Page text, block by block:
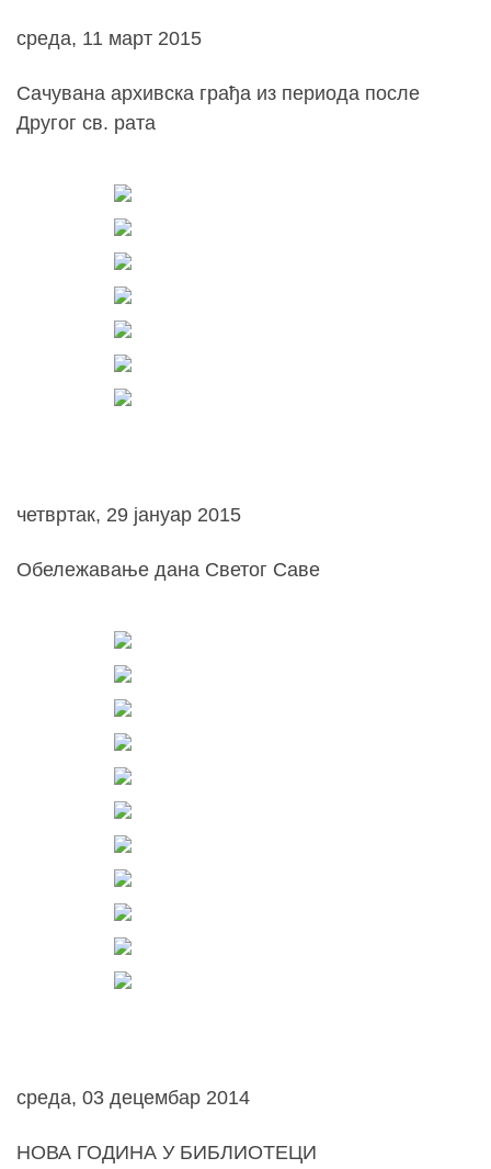
среда, 11 март 2015
Сачувана архивска грађа из периода после
Другог св. рата
четвртак, 29 јануар 2015
Обележавање дана Светог Саве
среда, 03 децембар 2014
НОВА ГОДИНА У БИБЛИОТЕЦИ